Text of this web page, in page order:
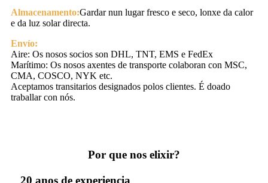
Almacenamento:Gardar nun lugar fresco e seco, lonxe da calor
e da luz solar directa.
Envío:
Aire: Os nosos socios son DHL, TNT, EMS e FedEx
Marítimo: Os nosos axentes de transporte colaboran con MSC,
CMA, COSCO, NYK etc.
Aceptamos transitarios designados polos clientes. É doado
traballar con nós.
Por que nos elixir?